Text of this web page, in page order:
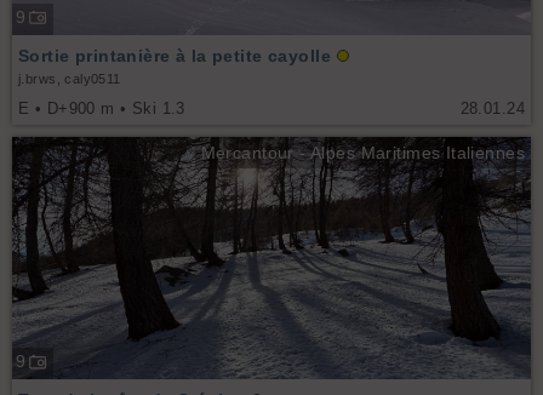
9
28.01.24
Sortie printanière à la petite cayolle
j.brws, caly0511
E • D+900 m • Ski 1.3
Mercantour - Alpes Maritimes Italiennes
9